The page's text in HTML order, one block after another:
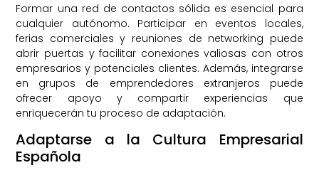
Formar una red de contactos sólida es esencial para
cualquier autónomo. Participar en eventos locales,
ferias comerciales y reuniones de networking puede
abrir puertas y facilitar conexiones valiosas con otros
empresarios y potenciales clientes. Además, integrarse
en grupos de emprendedores extranjeros puede
ofrecer apoyo y compartir experiencias que
enriquecerán tu proceso de adaptación.
Adaptarse a la Cultura Empresarial
Española